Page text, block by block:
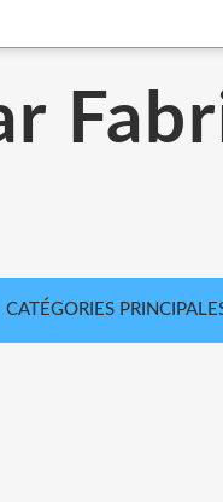
CATÉGORIES